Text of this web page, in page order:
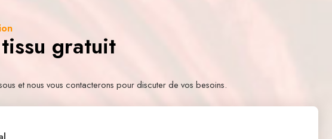
gratuit
et nous vous contacterons pour discuter de vos besoins.